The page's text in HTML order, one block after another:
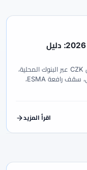
تداول الفوركس في جمهورية التشيك 2026: دليل
دليل فوركس التشيك: سياق تنظيم CNB، تمويل CZK عبر البنوك المحلية،
ساعات CET، DAX40 ومؤشرات الاتحاد الأوروبي، سقف رافعة ESMA،
اقرأ المزيد